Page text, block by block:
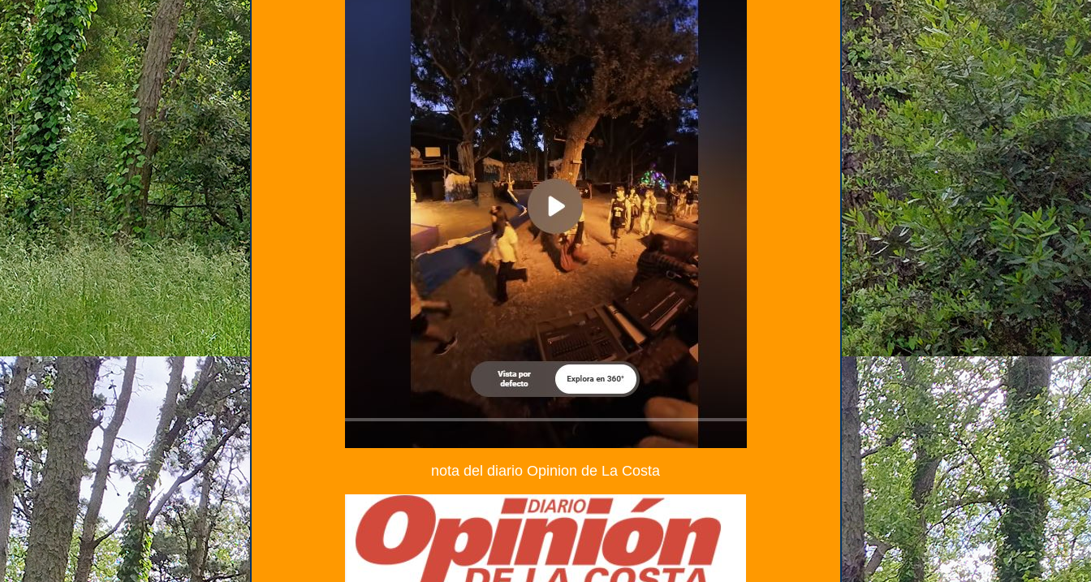
nota del diario Opinion de La Costa